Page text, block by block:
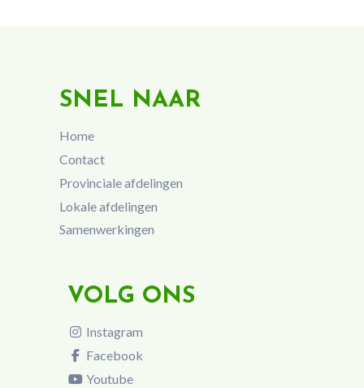
SNEL NAAR
Home
Contact
Provinciale afdelingen
Lokale afdelingen
Samenwerkingen
VOLG ONS
Instagram
Facebook
Youtube